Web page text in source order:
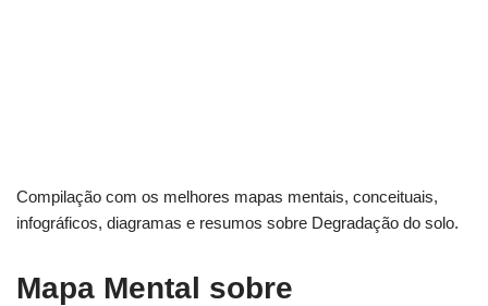
Compilação com os melhores mapas mentais, conceituais,
infográficos, diagramas e resumos sobre Degradação do solo.
Mapa Mental sobre